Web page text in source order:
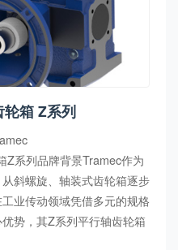
箱 Z系列
Z系列品牌背景Tramec作为
斜螺旋、轴装式齿轮箱逐步
业传动领域凭借多元的规格
势，其Z系列平行轴齿轮箱